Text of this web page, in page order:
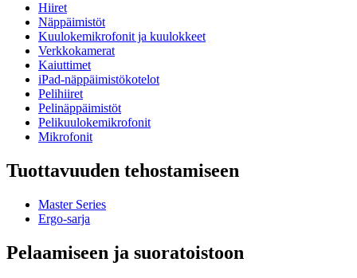
Hiiret
Näppäimistöt
Kuulokemikrofonit ja kuulokkeet
Verkkokamerat
Kaiuttimet
iPad-näppäimistökotelot
Pelihiiret
Pelinäppäimistöt
Pelikuulokemikrofonit
Mikrofonit
Tuottavuuden tehostamiseen
Master Series
Ergo-sarja
Pelaamiseen ja suoratoistoon